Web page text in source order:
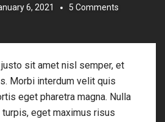
6, 2021 5 Comments
sit amet nisl semper, et
Morbi interdum velit quis
eget pharetra magna. Nulla
eget maximus risus